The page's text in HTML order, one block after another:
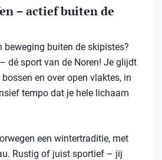
– actief buiten de
buiten de skipistes?
dé sport van de Noren! Je glijdt
en over open vlaktes, in
tempo dat je hele lichaam
een wintertraditie, met
Rustig of juist sportief – jij